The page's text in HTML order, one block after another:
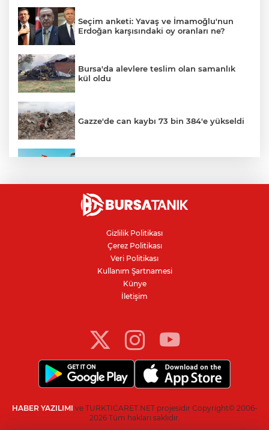
Seçim anketi: Yavaş ve İmamoğlu'nun
Erdoğan karşısındaki oy oranları ne?
Bursa'da alevlere teslim olan samanlık
kül oldu
Gazze'de can kaybı 73 bin 384'e yükseldi
İnegöllü girişimciden bağış
dolandırıcılığına karşı dijital çözüm
Bursa'da parkta sıra dışı buluşma: Tilki,
kedi ve kirpi aynı karede
YENİ Parti Manisa İl Başkanı İlksen
Gizlilik Politikası
Çerez Politikası
Veri Politikası
Kullanım Şartnamesi
Künye
İletişim
HABER YAZILIMI ve TURKTICARET.NET projesidir Copyright© 2006-
2026 Tüm hakları saklıdır.